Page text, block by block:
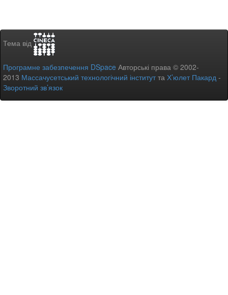
Тема від
Програмне забезпечення DSpace Авторські права © 2002-
2013 Массачусетський технологічний інститутта Х’юлет Пакард -
Зворотний зв’язок